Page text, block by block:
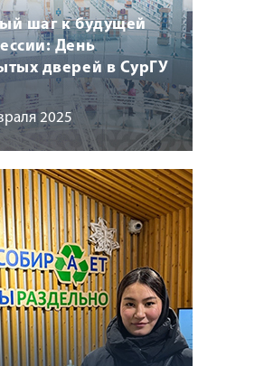
шаг к будущей
День
дверей в СурГУ
2025